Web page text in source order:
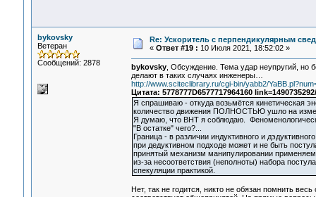
bykovsky
Ветеран
Сообщений: 2878
Re: Ускоритель с перпендикулярным
« Ответ #19 : 10 Июля 2021, 18:52:02 »
bykovsky, Обсуждение. Тема удар неупругий, но
делают в таких случаях инженеры…
http://www.sciteclibrary.ru/cgi-bin/yabb2/
Цитата: 5778777D6577717964160
Я спрашиваю - откуда возьмётся кинетическая
количество движения ПОЛНОСТЬЮ ушло на
Я думаю, что ВНТ я соблюдаю.
"В остатке" чего?...
Граница - в различии индуктивного и
при дедуктивном подходе может и не быть
принятый механизм манипулировании
из-за несоответствия (неполноты) набора
спекуляции практикой.
Нет, так не годится, никто не обязан помнить